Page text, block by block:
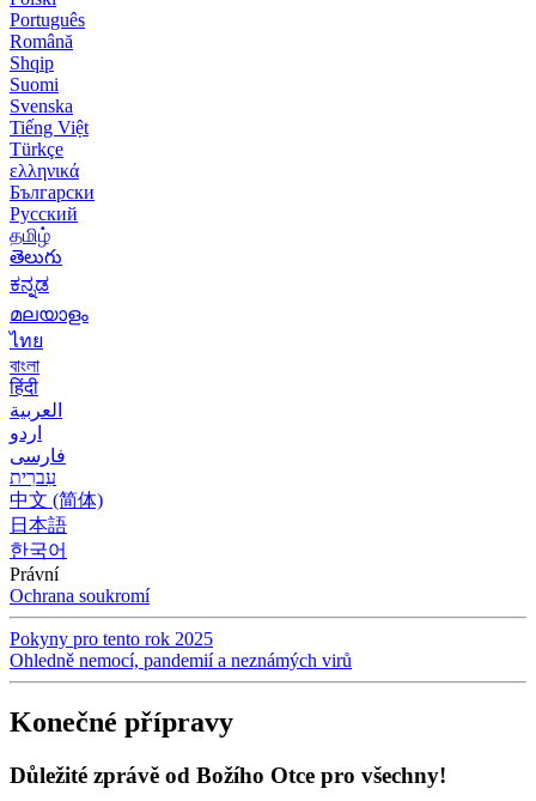
Português
Română
Shqip
Suomi
Svenska
Tiếng Việt
Türkçe
ελληνικά
Български
Русский
தமிழ்
తెలుగు
ಕನ್ನಡ
മലയാളം
ไทย
বাংলা
हिंदी
العربية
اردو
فارسی
עִברִית
中文 (简体)
日本語
한국어
Právní
Ochrana soukromí
Pokyny pro tento rok 2025
Ohledně nemocí, pandemií a neznámých virů
Konečné přípravy
Důležité zprávě od Božího Otce pro všechny!